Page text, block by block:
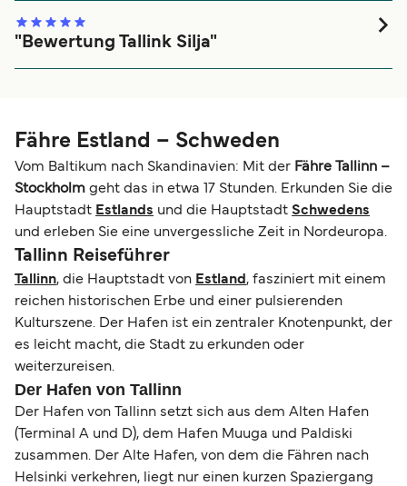
"Bewertung Tallink Silja"
Fähre Estland – Schweden
Vom Baltikum nach Skandinavien: Mit der Fähre Tallinn –
Stockholm geht das in etwa 17 Stunden. Erkunden Sie die
Hauptstadt Estlands und die Hauptstadt Schwedens
und erleben Sie eine unvergessliche Zeit in Nordeuropa.
Tallinn Reiseführer
Tallinn, die Hauptstadt von Estland , fasziniert mit einem
reichen historischen Erbe und einer pulsierenden
Kulturszene. Der Hafen ist ein zentraler Knotenpunkt, der
es leicht macht, die Stadt zu erkunden oder
weiterzureisen.
Der Hafen von Tallinn
Der Hafen von Tallinn setzt sich aus dem Alten Hafen
(Terminal A und D), dem Hafen Muuga und Paldiski
zusammen. Der Alte Hafen, von dem die Fähren nach
Helsinki verkehren, liegt nur einen kurzen Spaziergang